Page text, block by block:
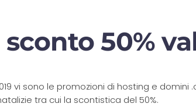
50%
vi sono le promozioni di hosting e
tra cui la scontistica del 50%.